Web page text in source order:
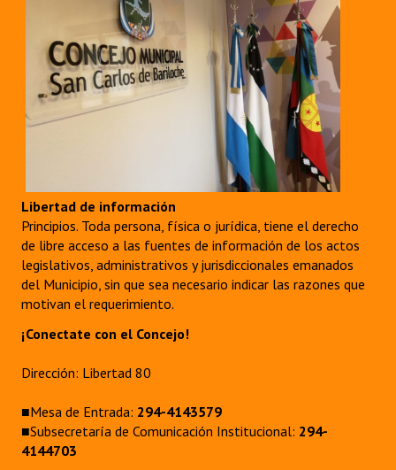
Libertad de información
Principios. Toda persona, física o jurídica, tiene el derecho
de libre acceso a las fuentes de información de los actos
legislativos, administrativos y jurisdiccionales emanados
del Municipio, sin que sea necesario indicar las razones que
motivan el requerimiento.
¡Conectate con el Concejo!
Dirección: Libertad 80
■Mesa de Entrada: 294-4143579
■Subsecretaría de Comunicación Institucional: 294-
4144703